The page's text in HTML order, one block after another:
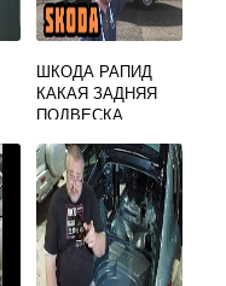
ШКОДА РАПИД
КАКАЯ ЗАДНЯЯ
ПОДВЕСКА